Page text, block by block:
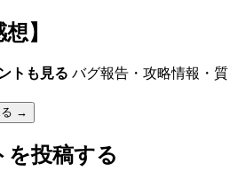
】
トも見る バグ報告・攻略情報・質
る →
を投稿する